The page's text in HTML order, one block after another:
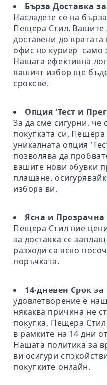
Бърза Доставка
Насладете се на
Пещера Стил.
доставени до
офис но куриер само
Нашата ефективна
вашият избор ще
срокове.
Опция 'Тест и
За да сме сигурни, че
покупката си, Пещера
уникалната опция
позволява да
вашите нови обувки
плащане,
избора ви.
Ясна и Прозрачна
Пещера Стил ние
за доставка се
разходи са ясно
поръчката.
14-дневен Срок
удовлетворение е
някаква причина не
покупка, Пещера
в рамките на 14 дни
Нашата политика за
ви осигури
покупките онлайн.